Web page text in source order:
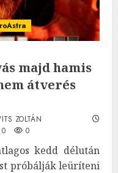
majd hamis
átverés
ZOLTÁN
0 0
kedd délután
próbálják leüríteni